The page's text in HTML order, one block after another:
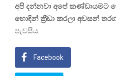
අපි දන්නවා අපේ කණ්ඩායමට
හොඳින් ක්‍රීඩා කරලා අවසන්
පැවසීය.
Facebook